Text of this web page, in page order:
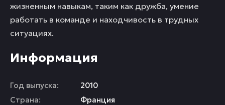
жизненным навыкам, таким как дружба, умение
работать в команде и находчивость в трудных
ситуациях.
Информация
Год выпуска:
2010
Страна:
Франция